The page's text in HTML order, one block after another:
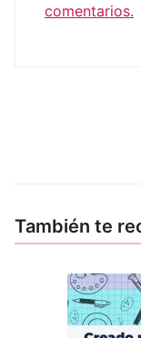
comentarios.
También te